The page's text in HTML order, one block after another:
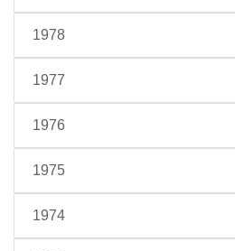
1978
1977
1976
1975
1974